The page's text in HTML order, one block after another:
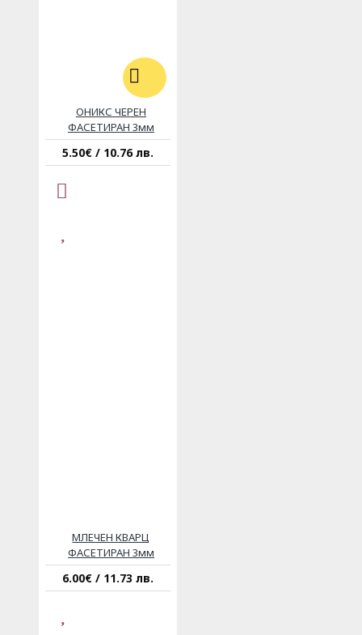
ОНИКС ЧЕРЕН
ФАСЕТИРАН 3мм
5.50€ / 10.76 лв.
МЛЕЧЕН КВАРЦ
ФАСЕТИРАН 3мм
6.00€ / 11.73 лв.